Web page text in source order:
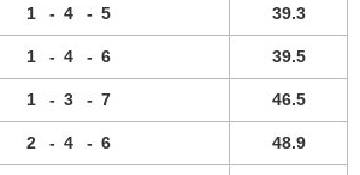
1 - 4 - 5 39.3
1 - 4 - 6 39.5
1 - 3 - 7 46.5
2 - 4 - 6 48.9